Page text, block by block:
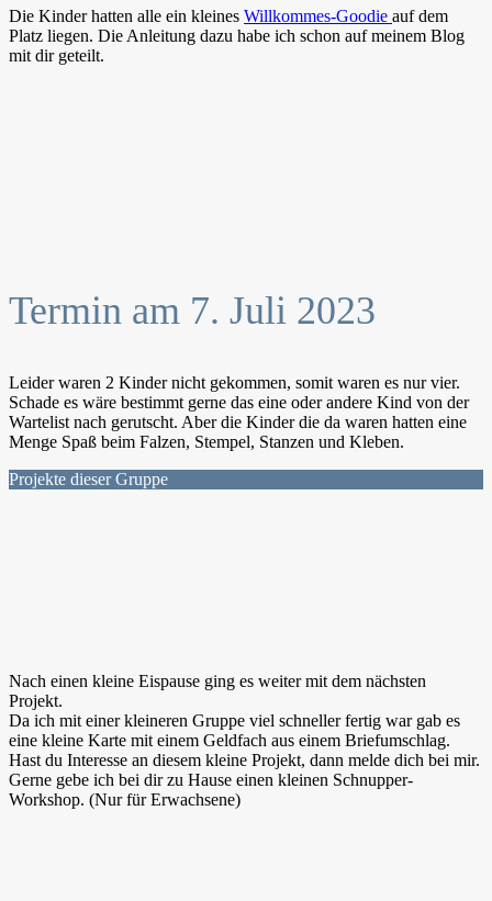
Die Kinder hatten alle ein kleines Willkommes-Goodie auf dem
Platz liegen. Die Anleitung dazu habe ich schon auf meinem Blog
mit dir geteilt.
Termin am 7. Juli 2023
Leider waren 2 Kinder nicht gekommen, somit waren es nur vier.
Schade es wäre bestimmt gerne das eine oder andere Kind von der
Wartelist nach gerutscht. Aber die Kinder die da waren hatten eine
Menge Spaß beim Falzen, Stempel, Stanzen und Kleben.
Projekte dieser Gruppe
Nach einen kleine Eispause ging es weiter mit dem nächsten
Projekt.
Da ich mit einer kleineren Gruppe viel schneller fertig war gab es
eine kleine Karte mit einem Geldfach aus einem Briefumschlag.
Hast du Interesse an diesem kleine Projekt, dann melde dich bei mir.
Gerne gebe ich bei dir zu Hause einen kleinen Schnupper-
Workshop. (Nur für Erwachsene)